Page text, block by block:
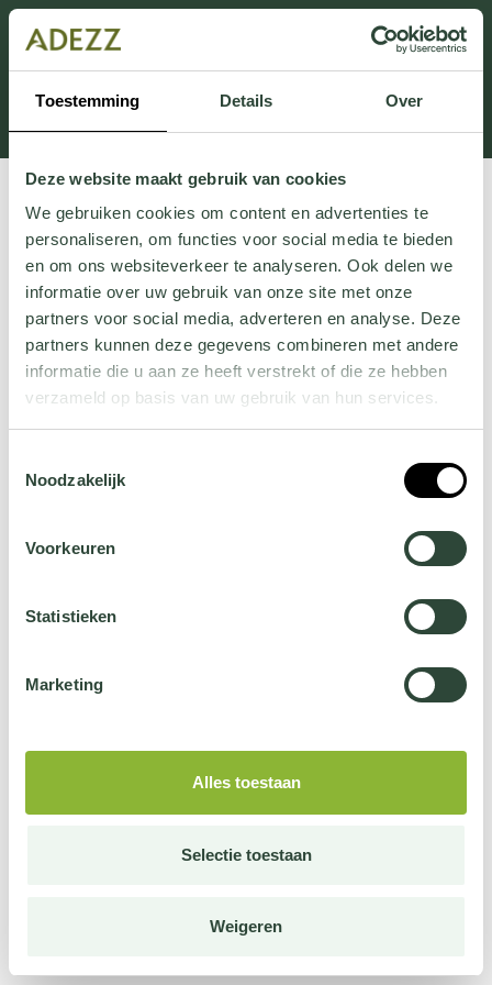
Toestemming Details Over
Deze website maakt gebruik van cookies
We gebruiken cookies om content en advertenties te
personaliseren, om functies voor social media te bieden
en om ons websiteverkeer te analyseren. Ook delen we
informatie over uw gebruik van onze site met onze
partners voor social media, adverteren en analyse. Deze
partners kunnen deze gegevens combineren met andere
informatie die u aan ze heeft verstrekt of die ze hebben
verzameld op basis van uw gebruik van hun services.
jehier.
Noodzakelijk
Voorkeuren
Statistieken
Marketing
Alles toestaan
Selectie toestaan
Weigeren
Cette section est actuellement en maintenance.
Si vous manquez des informations, vous pouvez nous
appeler au +31 413 395 295 ou nous envoyer un e-